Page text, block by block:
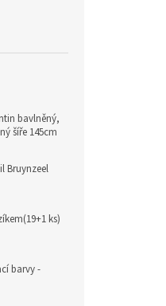
bavlněný,
šíře 145cm
Bruynzeel
ks)
barvy -